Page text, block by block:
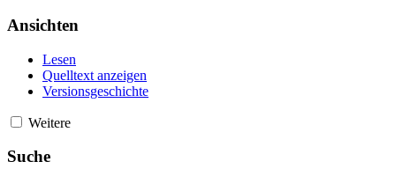
Ansichten
Lesen
Quelltext anzeigen
Versionsgeschichte
Weitere
Suche